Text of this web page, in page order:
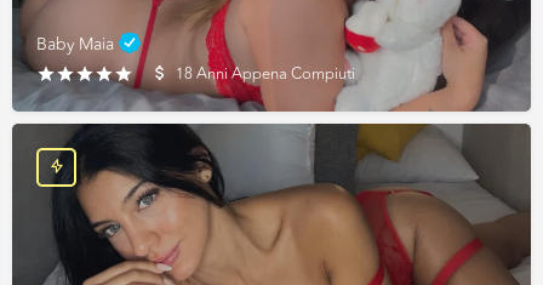
Baby Maia
18 Anni Appena Compiuti